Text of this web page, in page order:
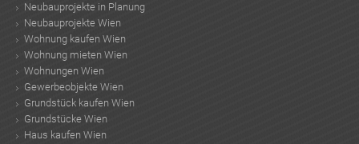
Neubauprojekte in Planung
Neubauprojekte Wien
Wohnung kaufen Wien
Wohnung mieten Wien
Wohnungen Wien
Gewerbeobjekte Wien
Grundstück kaufen Wien
Grundstücke Wien
Haus kaufen Wien